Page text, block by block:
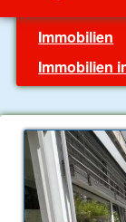
Immobilien
Immobilien